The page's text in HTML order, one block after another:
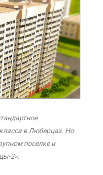
в Люберцах. Но
поселке и
2».